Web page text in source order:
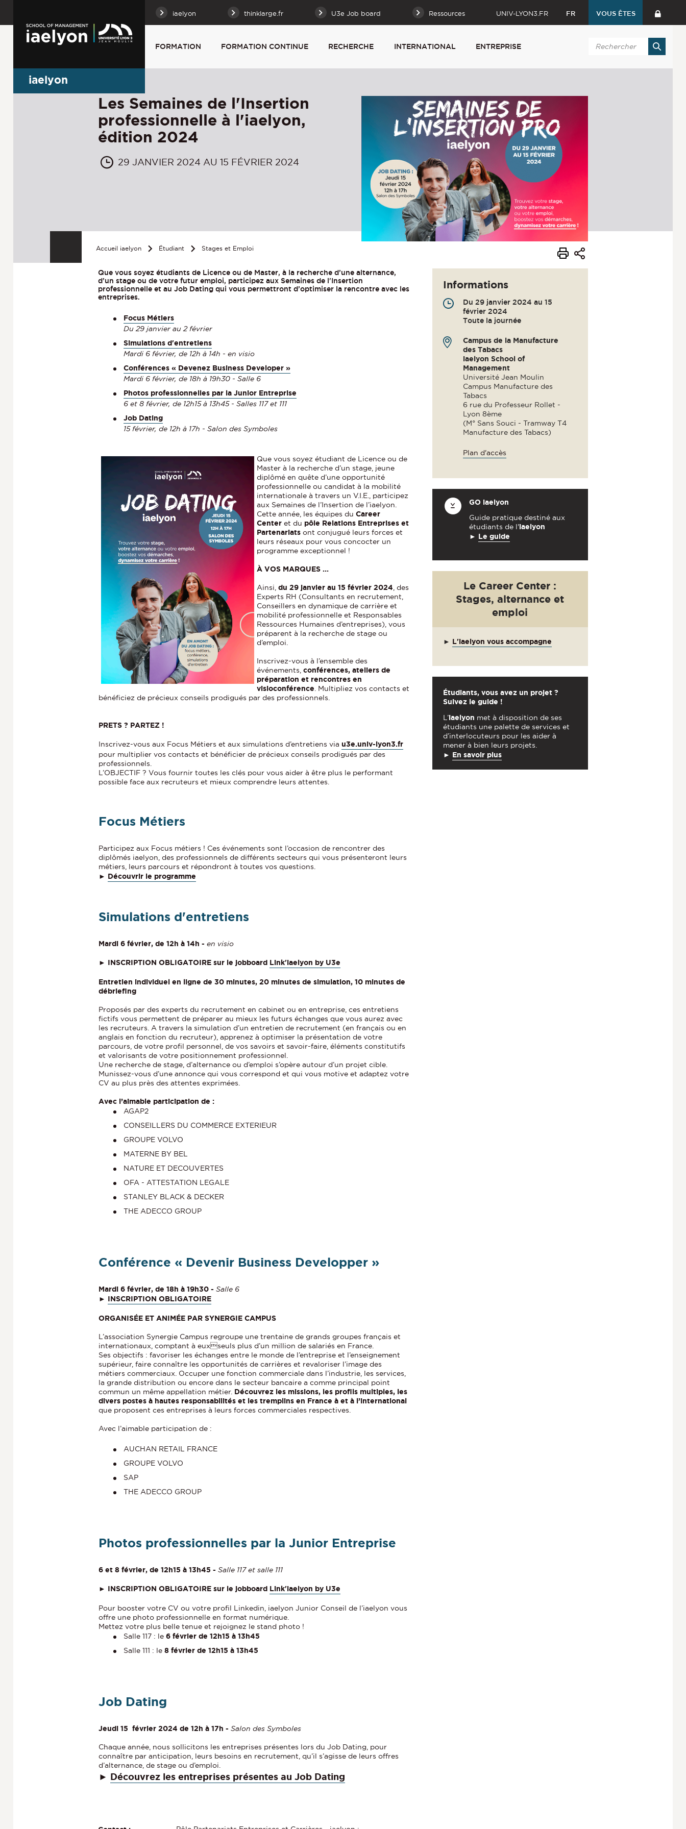
iaelyon thinklarge.fr U3e Job board Ressources UNIV-LYON3.FR FR VOUS ÊTES
FORMATION FORMATION CONTINUE RECHERCHE INTERNATIONAL ENTREPRISE
iaelyon
Les Semaines de l'Insertion
professionnelle à l'iaelyon,
édition 2024
29 JANVIER 2024 AU 15 FÉVRIER 2024
Accueil iaelyon Étudiant Stages et Emploi
Que vous soyez étudiants de Licence ou de Master, à la recherche d’une alternance,
d’un stage ou de votre futur emploi, participez aux Semaines de l'Insertion
professionnelle et au Job Dating qui vous permettront d’optimiser la rencontre avec les
entreprises.
Focus Métiers
Du 29 janvier au 2 février
Simulations d'entretiens
Mardi 6 février, de 12h à 14h - en visio
Conférences « Devenez Business Developer »
Mardi 6 février, de 18h à 19h30 - Salle 6
Photos professionnelles par la Junior Entreprise
6 et 8 février, de 12h15 à 13h45 - Salles 117 et 111
Job Dating
15 février, de 12h à 17h - Salon des Symboles
Que vous soyez étudiant de Licence ou de
Master à la recherche d’un stage, jeune
diplômé en quête d’une opportunité
professionnelle ou candidat à la mobilité
internationale à travers un V.I.E., participez
aux Semaines de l’Insertion de l’iaelyon.
Cette année, les équipes duCareer
Center et du pôle Relations Entreprises et
Partenariats ont conjugué leurs forces et
leurs réseaux pour vous concocter un
programme exceptionnel !
À VOS MARQUES ...
Ainsi,du 29 janvier au 15 février 2024 , des
Experts RH (Consultants en recrutement,
Conseillers en dynamique de carrière et
mobilité professionnelle et Responsables
Ressources Humaines d’entreprises), vous
préparent à la recherche de stage ou
d’emploi.
Inscrivez-vous à l’ensemble des
événements,conférences, ateliers de
préparation et rencontres en
visioconférence . Multipliez vos contacts et
bénéficiez de précieux conseils prodigués par des professionnels.
PRETS ? PARTEZ !
Inscrivez-vous aux Focus Métiers et aux simulations d’entretiens viau3e.univ-lyon3.fr
pour multiplier vos contacts et bénéficier de précieux conseils prodigués par des
professionnels.
L’OBJECTIF ? Vous fournir toutes les clés pour vous aider à être plus le performant
possible face aux recruteurs et mieux comprendre leurs attentes.
Focus Métiers
Participez aux Focus métiers ! Ces événements sont l’occasion de rencontrer des
diplômés iaelyon, des professionnels de différents secteurs qui vous présenteront leurs
métiers, leurs parcours et répondront à toutes vos questions.
► Découvrir le programme
Simulations d'entretiens
Mardi 6 février, de 12h à 14h -en visio
► INSCRIPTION OBLIGATOIRE sur le jobboard Link'iaelyon by U3e
Entretien individuel en ligne de 30 minutes, 20 minutes de simulation, 10 minutes de
débriefing
Proposés par des experts du recrutement en cabinet ou en entreprise, ces entretiens
fictifs vous permettent de préparer au mieux les futurs échanges que vous aurez avec
les recruteurs. A travers la simulation d’un entretien de recrutement (en français ou en
anglais en fonction du recruteur), apprenez à optimiser la présentation de votre
parcours, de votre profil personnel, de vos savoirs et savoir-faire, éléments constitutifs
et valorisants de votre positionnement professionnel.
Une recherche de stage, d’alternance ou d’emploi s’opère autour d’un projet cible.
Munissez-vous d’une annonce qui vous correspond et qui vous motive et adaptez votre
CV au plus près des attentes exprimées.
Avec l’aimable participation de :
AGAP2
CONSEILLERS DU COMMERCE EXTERIEUR
GROUPE VOLVO
MATERNE BY BEL
NATURE ET DECOUVERTES
OFA - ATTESTATION LEGALE
STANLEY BLACK & DECKER
THE ADECCO GROUP
Conférence « Devenir Business Developper »
Mardi 6 février, de 18h à 19h30 -Salle 6
► INSCRIPTION OBLIGATOIRE
ORGANISÉE ET ANIMÉE PAR SYNERGIE CAMPUS
L’association Synergie Campus regroupe une trentaine de grands groupes français et
internationaux, comptant à euxseuls plus d’un million de salariés en France.
Ses objectifs : favoriser les échanges entre le monde de l’entreprise et l’enseignement
supérieur, faire connaître les opportunités de carrières et revaloriser l’image des
métiers commerciaux. Occuper une fonction commerciale dans l’industrie, les services,
la grande distribution ou encore dans le secteur bancaire a comme principal point
commun un même appellation métier. Découvrez les missions, les profils multiples, les
divers postes à hautes responsabilités et les tremplins en France à et à l’international
que proposent ces entreprises à leurs forces commerciales respectives.
Avec l’aimable participation de :
AUCHAN RETAIL FRANCE
GROUPE VOLVO
SAP
THE ADECCO GROUP
Photos professionnelles par la Junior Entreprise
6 et 8 février, de 12h15 à 13h45 -Salle 117 et salle 111
► INSCRIPTION OBLIGATOIRE sur le jobboard Link'iaelyon by U3e
Pour booster votre CV ou votre profil Linkedin, iaelyon Junior Conseil de l’iaelyon vous
offre une photo professionnelle en format numérique.
Mettez votre plus belle tenue et rejoignez le stand photo !
Salle 117 : le6 février de 12h15 à 13h45
Salle 111 : le8 février de 12h15 à 13h45
Job Dating
Jeudi 15 février 2024 de 12h à 17h -Salon des Symboles
Chaque année, nous sollicitons les entreprises présentes lors du Job Dating, pour
connaître par anticipation, leurs besoins en recrutement, qu’il s’agisse de leurs offres
d’alternance, de stage ou d’emploi.
► Découvrez les entreprises présentes au Job Dating
Informations
Du 29 janvier 2024 au 15
février 2024
Toute la journée
Campus de la Manufacture
des Tabacs
iaelyon School of
Management
Université Jean Moulin
Campus Manufacture des
Tabacs
6 rue du Professeur Rollet -
Lyon 8ème
(M° Sans Souci - Tramway T4
Manufacture des Tabacs)
Plan d'accès
GO iaelyon
Guide pratique destiné aux
étudiants de l'iaelyon
► Le guide
Le Career Center :
Stages, alternance et
emploi
► L'iaelyon vous accompagne
Étudiants, vous avez un projet ?
Suivez le guide !
L’iaelyon met à disposition de ses
étudiants une palette de services et
d’interlocuteurs pour les aider à
mener à bien leurs projets.
► En savoir plus